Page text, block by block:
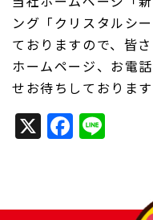
ング「クリスタルシ
ておりますので、皆
ホームページ、お電
せお待ちしております
X